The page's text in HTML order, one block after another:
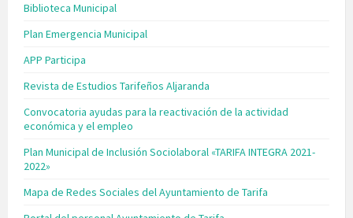
Biblioteca Municipal
Plan Emergencia Municipal
APP Participa
Revista de Estudios Tarifeños Aljaranda
Convocatoria ayudas para la reactivación de la actividad
económica y el empleo
Plan Municipal de Inclusión Sociolaboral «TARIFA INTEGRA 2021-
2022»
Mapa de Redes Sociales del Ayuntamiento de Tarifa